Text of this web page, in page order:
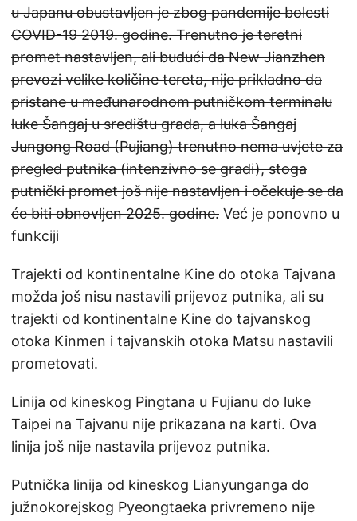
u Japanu obustavljen je zbog pandemije bolesti
COVID-19 2019. godine. Trenutno je teretni
promet nastavljen, ali budući da New Jianzhen
prevozi velike količine tereta, nije prikladno da
pristane u međunarodnom putničkom terminalu
luke Šangaj u središtu grada, a luka Šangaj
Jungong Road (Pujiang) trenutno nema uvjete za
pregled putnika (intenzivno se gradi), stoga
putnički promet još nije nastavljen i očekuje se da
će biti obnovljen 2025. godine. Već je ponovno u
funkciji
Trajekti od kontinentalne Kine do otoka Tajvana
možda još nisu nastavili prijevoz putnika, ali su
trajekti od kontinentalne Kine do tajvanskog
otoka Kinmen i tajvanskih otoka Matsu nastavili
prometovati.
Linija od kineskog Pingtana u Fujianu do luke
Taipei na Tajvanu nije prikazana na karti. Ova
linija još nije nastavila prijevoz putnika.
Putnička linija od kineskog Lianyunganga do
južnokorejskog Pyeongtaeka privremeno nije